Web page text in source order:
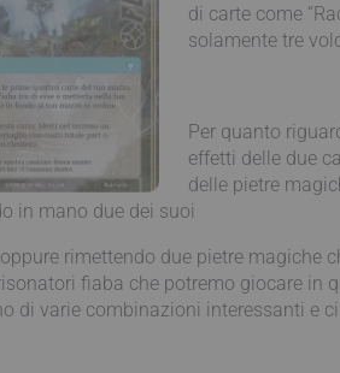
di carte come
solamente tre
Per quanto
effetti delle due
delle pietre
in mano due dei suoi
rimettendo due pietre magiche
fiaba che potremo giocare in
di varie combinazioni interessanti e